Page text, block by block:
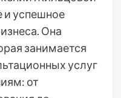
и успешное
Она
занимается
услуг
от